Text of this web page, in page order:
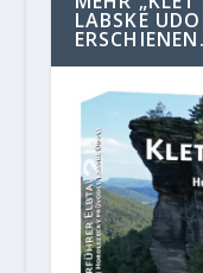
LABSKE
ERSCHIENEN.